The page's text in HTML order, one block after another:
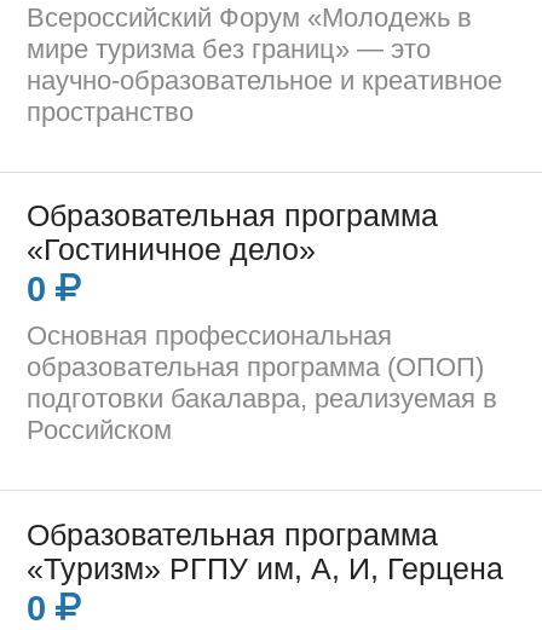
Всероссийский Форум «Молодежь в
мире туризма без границ» — это
научно-образовательное и креативное
пространство
Образовательная программа
«Гостиничное дело»
0
Основная профессиональная
образовательная программа (ОПОП)
подготовки бакалавра, реализуемая в
Российском
Образовательная программа
«Туризм» РГПУ им, А, И, Герцена
0